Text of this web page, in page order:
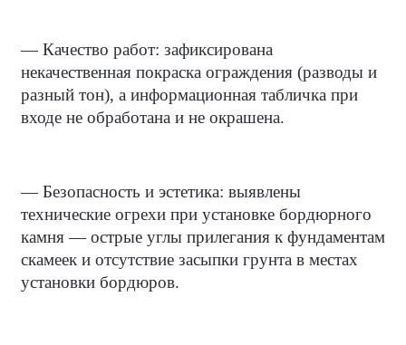
— Качество работ: зафиксирована
некачественная покраска ограждения (разводы и
разный тон), а информационная табличка при
входе не обработана и не окрашена.
— Безопасность и эстетика: выявлены
технические огрехи при установке бордюрного
камня — острые углы прилегания к фундаментам
скамеек и отсутствие засыпки грунта в местах
установки бордюров.